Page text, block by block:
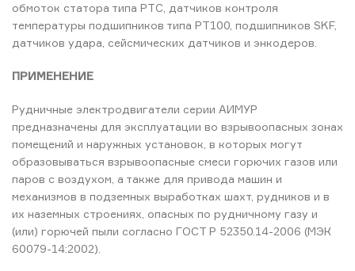
обмоток статора типа РТС, датчиков контроля
температуры подшипников типа РТ100, подшипников SKF,
датчиков удара, сейсмических датчиков и энкодеров.
ПРИМЕНЕНИЕ
Рудничные электродвигатели серии АИМУР
предназначены для эксплуатации во взрывоопасных зонах
помещений и наружных установок, в которых могут
образовываться взрывоопасные смеси горючих газов или
паров с воздухом, а также для привода машин и
механизмов в подземных выработках шахт, рудников и в
их наземных строениях, опасных по рудничному газу и
(или) горючей пыли согласно ГОСТ Р 52350.14-2006 (МЭК
60079-14:2002).